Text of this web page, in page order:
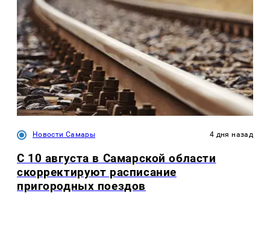
Новости Самары 4 дня назад
С 10 августа в Самарской области
скорректируют расписание
пригородных поездов